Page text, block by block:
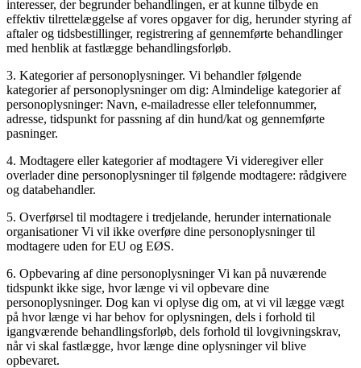
interesser, der begrunder behandlingen, er at kunne tilbyde en
effektiv tilrettelæggelse af vores opgaver for dig, herunder styring af
aftaler og tidsbestillinger, registrering af gennemførte behandlinger
med henblik at fastlægge behandlingsforløb.
3. Kategorier af personoplysninger. Vi behandler følgende
kategorier af personoplysninger om dig: Almindelige kategorier af
personoplysninger: Navn, e-mailadresse eller telefonnummer,
adresse, tidspunkt for passning af din hund/kat og gennemførte
pasninger.
4. Modtagere eller kategorier af modtagere Vi videregiver eller
overlader dine personoplysninger til følgende modtagere: rådgivere
og databehandler.
5. Overførsel til modtagere i tredjelande, herunder internationale
organisationer Vi vil ikke overføre dine personoplysninger til
modtagere uden for EU og EØS.
6. Opbevaring af dine personoplysninger Vi kan på nuværende
tidspunkt ikke sige, hvor længe vi vil opbevare dine
personoplysninger. Dog kan vi oplyse dig om, at vi vil lægge vægt
på hvor længe vi har behov for oplysningen, dels i forhold til
igangværende behandlingsforløb, dels forhold til lovgivningskrav,
når vi skal fastlægge, hvor længe dine oplysninger vil blive
opbevaret.